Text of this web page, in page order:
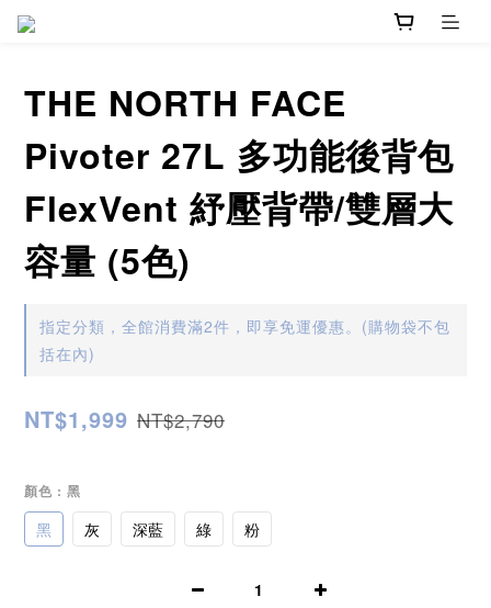
THE NORTH FACE
Pivoter 27L 多功能後背包
FlexVent 紓壓背帶/雙層大
容量 (5色)
指定分類，全館消費滿2件，即享免運優惠。(購物袋不包
括在內)
NT$1,999 NT$2,790
顏色 : 黑
黑 灰 深藍 綠 粉